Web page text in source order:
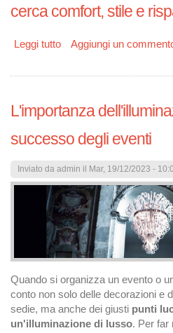
cerca comfort, stile e
Leggi tutto su Infissi in PVC:
Aggiungi un
L'importanza
successo degli eventi
Inviato da admin il Mar, 19/12/2023 -
Quando si organizza un evento o
conto non solo delle decorazioni e
sedie, ma anche dei giusti punti
un'illuminazione di lusso. Per far